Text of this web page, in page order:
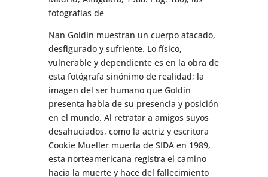
fotografías de
Nan Goldin muestran un cuerpo atacado,
desfigurado y sufriente. Lo físico,
vulnerable y dependiente es en la obra de
esta fotógrafa sinónimo de realidad; la
imagen del ser humano que Goldin
presenta habla de su presencia y posición
en el mundo. Al retratar a amigos suyos
desahuciados, como la actriz y escritora
Cookie Mueller muerta de SIDA en 1989,
esta norteamericana registra el camino
hacia la muerte y hace del fallecimiento